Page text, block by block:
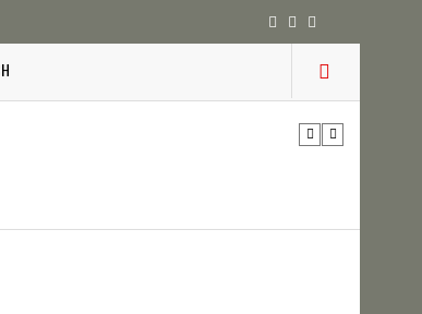
e Turqisë
STABILITETIN E BALLKANIT